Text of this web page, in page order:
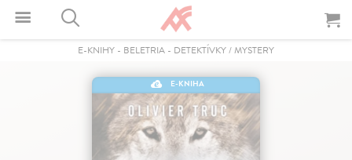
E-KNIHY - BELETRIA - DETEKTÍVKY / MYSTERY
E-KNIHA